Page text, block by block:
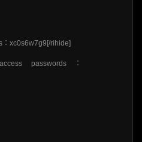
：xc0s6w7g9[/rihide]
passwords：